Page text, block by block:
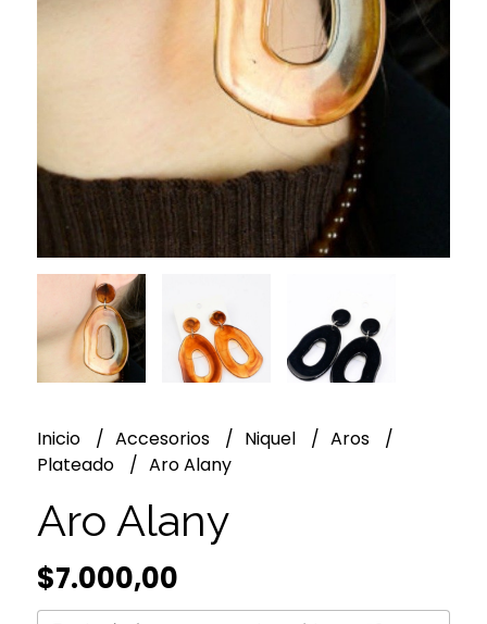
Inicio Accesorios Niquel
Aros
Plateado
Aro Alany
Aro Alany
$7.000,00